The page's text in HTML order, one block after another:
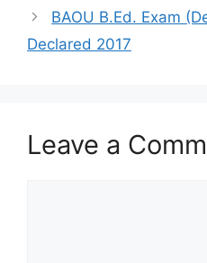
BAOU B.Ed. Exam
Declared 2017
Leave a